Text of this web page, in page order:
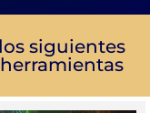
siguientes